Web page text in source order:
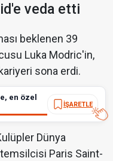
veda etti
beklenen 39
Luka Modric'in,
sona erdi.
en özel
İŞARETLE
Dünya
temsilcisi Paris Saint-